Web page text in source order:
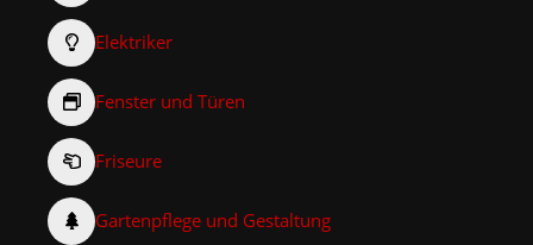
Elektriker
Fenster und Türen
Friseure
Gartenpflege und Gestaltung